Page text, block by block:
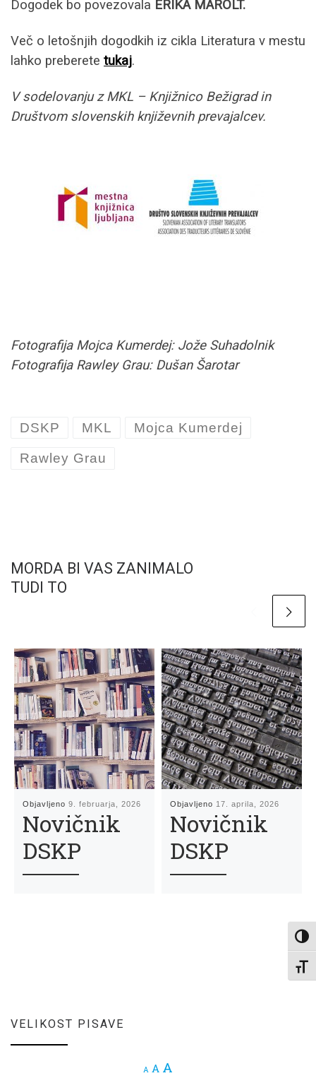
Dogodek bo povezovala ERIKA MAROLT.
Več o letošnjih dogodkih iz cikla Literatura v mestu
lahko preberete tukaj.
V sodelovanju z MKL – Knjižnico Bežigrad in
Društvom slovenskih književnih prevajalcev.
Fotografija Mojca Kumerdej: Jože Suhadolnik
Fotografija Rawley Grau: Dušan Šarotar
DSKP MKL Mojca Kumerdej
Rawley Grau
MORDA BI VAS ZANIMALO
TUDI TO
Objavljeno9. februarja, 2026
Novičnik
DSKP
Objavljeno 17. aprila, 2026
Novičnik
DSKP
VELIKOST PISAVE
A Decrease font size.
A Reset font size.
A